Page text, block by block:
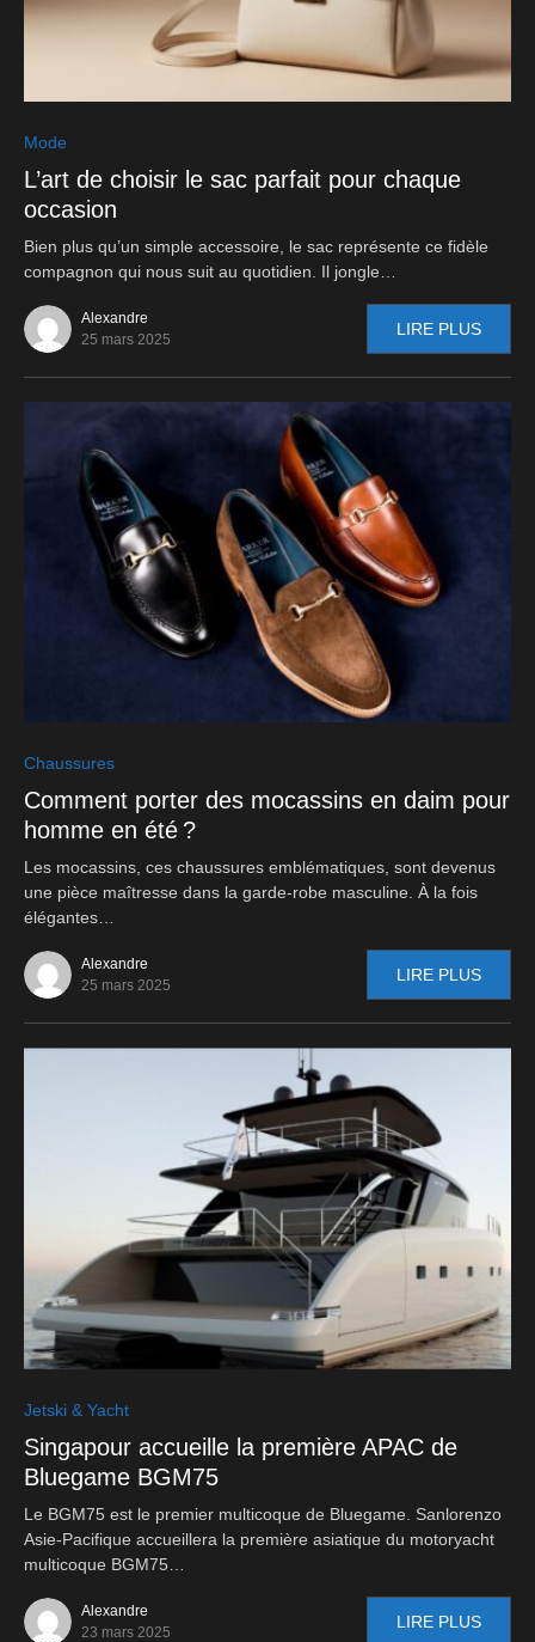
Mode
L’art de choisir le sac parfait pour chaque
occasion
Bien plus qu’un simple accessoire, le sac représente ce fidèle
compagnon qui nous suit au quotidien. Il jongle…
Alexandre
25 mars 2025
LIRE PLUS
Chaussures
Comment porter des mocassins en daim pour
homme en été ?
Les mocassins, ces chaussures emblématiques, sont devenus
une pièce maîtresse dans la garde-robe masculine. À la fois
élégantes…
Alexandre
25 mars 2025
LIRE PLUS
Jetski & Yacht
Singapour accueille la première APAC de
Bluegame BGM75
Le BGM75 est le premier multicoque de Bluegame. Sanlorenzo
Asie-Pacifique accueillera la première asiatique du motoryacht
multicoque BGM75…
Alexandre
23 mars 2025
LIRE PLUS